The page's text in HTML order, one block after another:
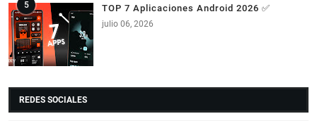
TOP 7 Aplicaciones Android 2026 ✅
julio 06, 2026
REDES SOCIALES